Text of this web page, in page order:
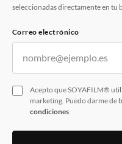
seleccionadas directamente en tu
Correo electrónico
Acepto que SOYAFILM®
marketing. Puedo darme de
condiciones